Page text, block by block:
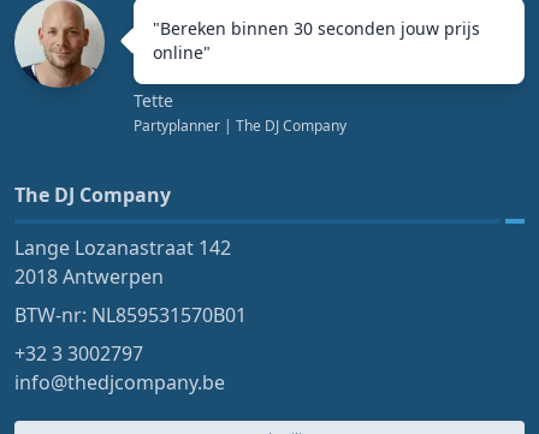
"Bereken binnen 30 seconden jouw prijs
online"
Tette
Partyplanner | The DJ Company
The DJ Company
Lange Lozanastraat 142
2018 Antwerpen
BTW-nr: NL859531570B01
+32 3 3002797
info@thedjcompany.be